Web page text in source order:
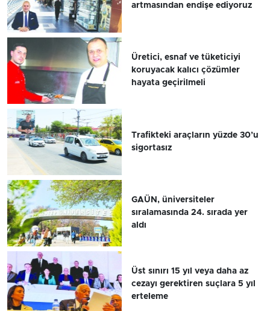
artmasından endişe ediyoruz
Üretici, esnaf ve tüketiciyi
koruyacak kalıcı çözümler
hayata geçirilmeli
Trafikteki araçların yüzde 30’u
sigortasız
GAÜN, üniversiteler
sıralamasında 24. sırada yer
aldı
Üst sınırı 15 yıl veya daha az
cezayı gerektiren suçlara 5 yıl
erteleme